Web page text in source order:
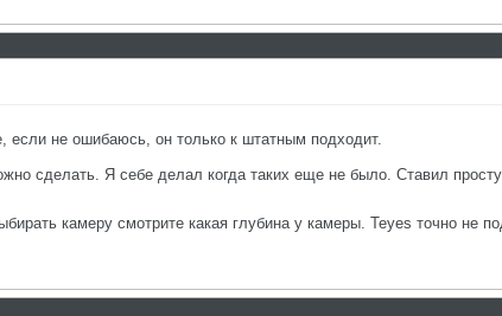
если не ошибаюсь, он только к штатным подходит.
сделать. Я себе делал когда таких еще не было. Ставил
камеру смотрите какая глубина у камеры. Teyes точно не